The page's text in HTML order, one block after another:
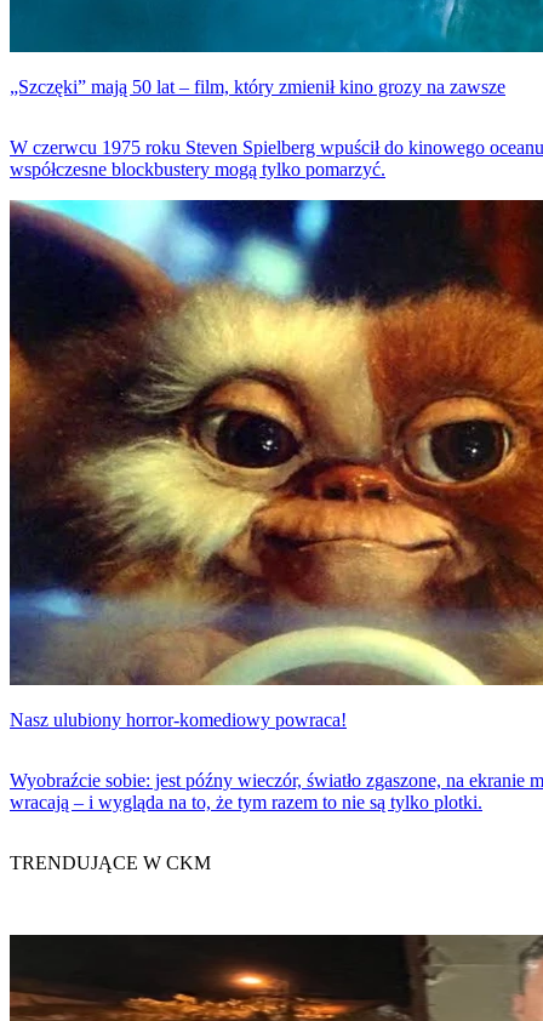
„Szczęki” mają 50 lat – film, który zmienił kino grozy na zawsze
W czerwcu 1975 roku Steven Spielberg wpuścił do kinowego
współczesne blockbustery mogą tylko pomarzyć.
Nasz ulubiony horror-komediowy powraca!
Wyobraźcie sobie: jest późny wieczór, światło zgaszone, na
wracają – i wygląda na to, że tym razem to nie są tylko plotki.
TRENDUJĄCE W CKM